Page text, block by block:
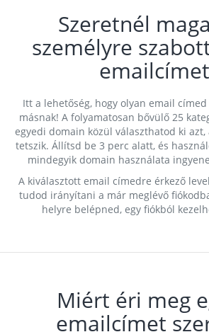
Szeretnél
személyre
Itt a lehetőség, hogy olyan email
másnak! A folyamatosan bővülő 25
egyedi domain közül választhatod ki
tetszik. Állítsd be 3 perc alatt, és
mindegyik domain használata
A kiválasztott email címedre érkező
tudod irányítani a már meglévő
helyre belépned, egy fiókból
Miért éri meg
emailcímet